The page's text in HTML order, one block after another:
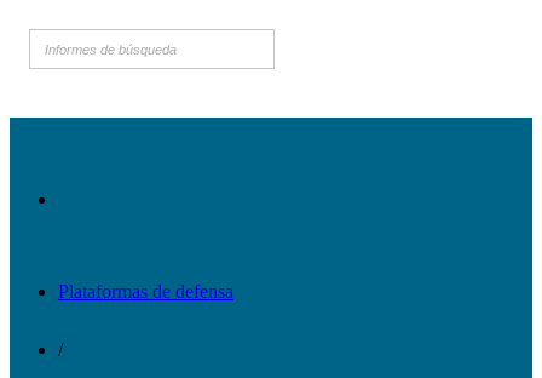
Plataformas de defensa
/